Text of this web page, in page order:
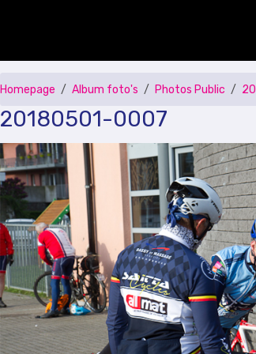
Homepage Album foto's Photos Public
20180501-0007